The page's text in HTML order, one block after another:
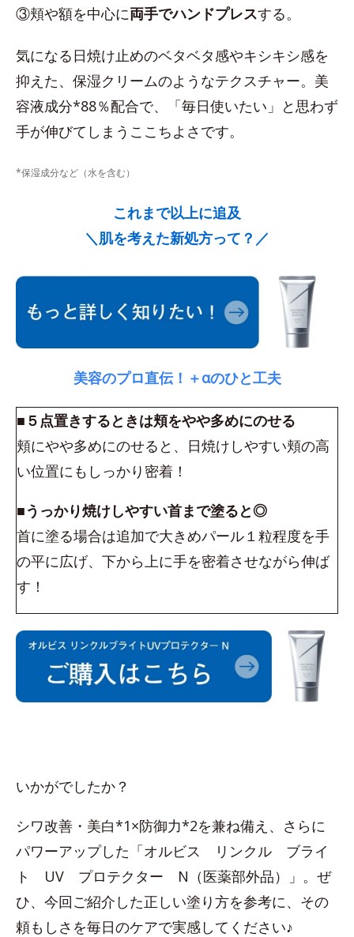
③頬や額を中心に両手でハンドプレスする。
気になる日焼け止めのベタベタ感やキシキシ感を
抑えた、保湿クリームのようなテクスチャー。美
容液成分*88％配合で、「毎日使いたい」と思わず
手が伸びてしまうここちよさです。
*保湿成分など（水を含む）
これまで以上に追及
＼肌を考えた新処方って？／
美容のプロ直伝！＋αのひと工夫
■５点置きするときは頬をやや多めにのせる
頬にやや多めにのせると、日焼けしやすい頬の高
い位置にもしっかり密着！
■うっかり焼けしやすい首まで塗ると◎
首に塗る場合は追加で大きめパール１粒程度を手
の平に広げ、下から上に手を密着させながら伸ば
す！
いかがでしたか？
シワ改善・美白*1×防御力*2を兼ね備え、さらに
パワーアップした「オルビス リンクル ブライ
ト UV プロテクター N（医薬部外品）」。ぜ
ひ、今回ご紹介した正しい塗り方を参考に、その
頼もしさを毎日のケアで実感してください♪